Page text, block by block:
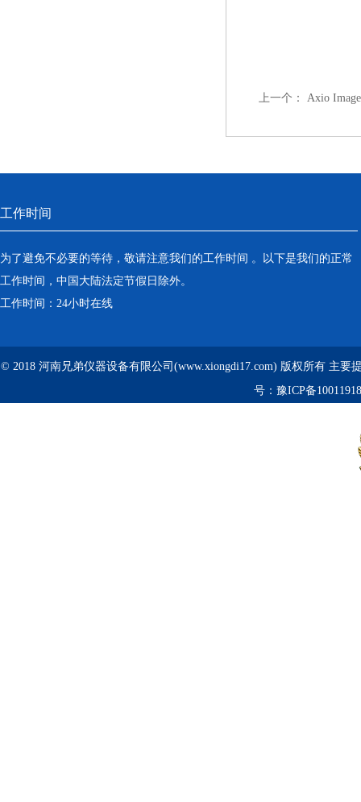
上一个： Axio
工作时间
为了避免不必要的等待，敬请注意我们的工作时间 。以下是我们的正常
工作时间，中国大陆法定节假日除外。
工作时间：24小时在线
© 2018 河南兄弟仪器设备有限公司(www.xiongdi17.com) 版权所有 主要
号： 豫ICP备